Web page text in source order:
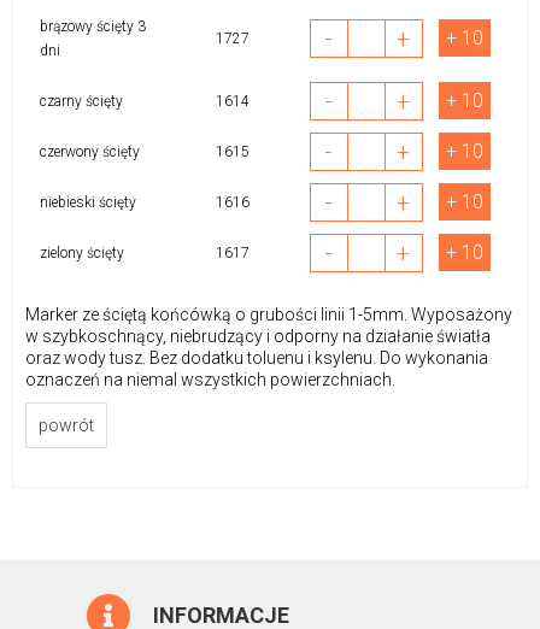
brązowy ścięty 3
dni
1727 - + + 10
czarny ścięty 1614 - + + 10
czerwony ścięty 1615 - + + 10
niebieski ścięty 1616 - + + 10
zielony ścięty 1617 - + + 10
Marker ze ściętą końcówką o grubości linii 1-5mm. Wyposażony
w szybkoschnący, niebrudzący i odporny na działanie światła
oraz wody tusz. Bez dodatku toluenu i ksylenu. Do wykonania
oznaczeń na niemal wszystkich powierzchniach.
powrót
INFORMACJE